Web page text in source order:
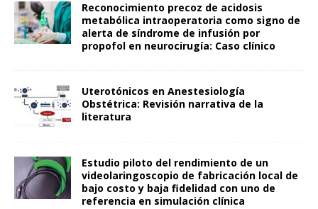
Reconocimiento precoz de acidosis
metabólica intraoperatoria como signo de
alerta de síndrome de infusión por
propofol en neurocirugía: Caso clínico
Uterotónicos en Anestesiología
Obstétrica: Revisión narrativa de la
literatura
Estudio piloto del rendimiento de un
videolaringoscopio de fabricación local de
bajo costo y baja fidelidad con uno de
referencia en simulación clínica